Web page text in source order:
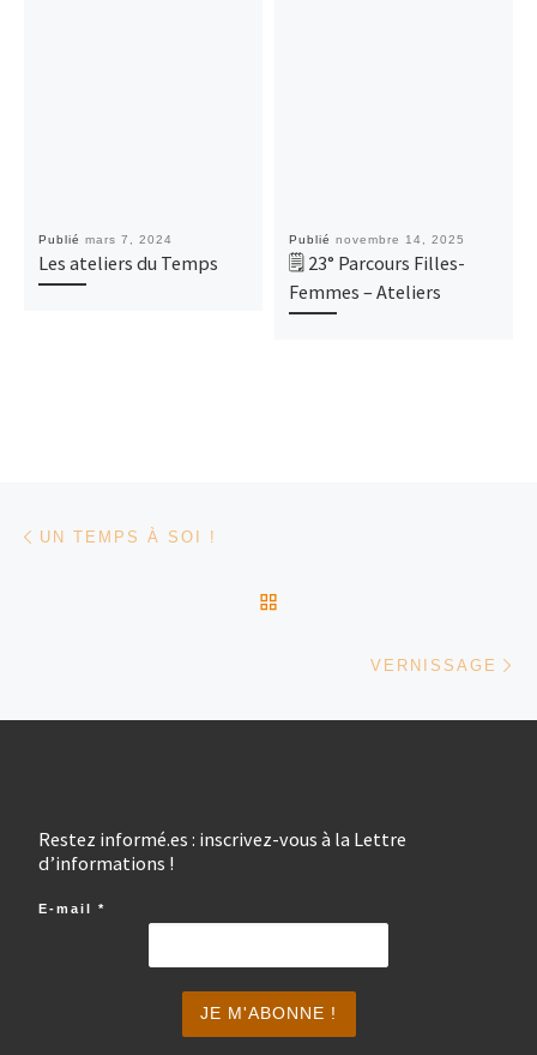
Publié mars 7, 2024
Les ateliers du Temps
Publié novembre 14, 2025
🗒 23° Parcours Filles-
Femmes – Ateliers
Parcourir les articles
UN TEMPS À SOI !
VERNISSAGE
Restez informé.es : inscrivez-vous à la Lettre
d’informations !
E-mail *